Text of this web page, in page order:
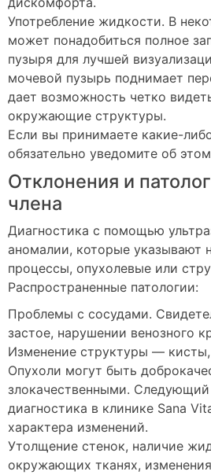
Употребление жидкости. В
может понадобиться полное
пузыря для лучшей
мочевой пузырь поднимает
дает возможность четко
окружающие структуры.
Если вы принимаете какие-
обязательно уведомите об
Отклонения и
члена
Диагностика с помощью
аномалии, которые указывают
процессы, опухолевые или
Распространенные патологии:
Проблемы с сосудами.
застое, нарушении венозного
Изменение структуры — кисты,
Опухоли могут быть
злокачественными.
диагностика в клинике Sana
характера изменений.
Утолщение стенок, наличие
окружающих тканях,